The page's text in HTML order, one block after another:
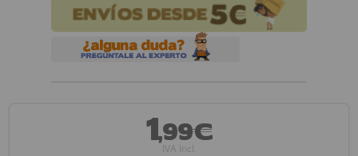
1,99€
IVA Incl.